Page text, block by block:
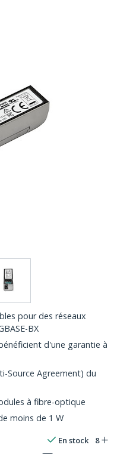
pour des réseaux
BX
d'une garantie à
Source Agreement) du
à fibre-optique
moins de 1 W
En stock 8